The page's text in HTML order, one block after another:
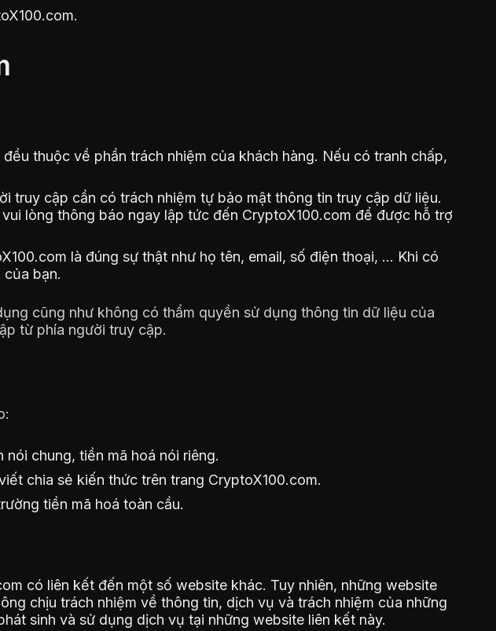
thuộc về phần trách nhiệm của khách hàng. Nếu có tranh chấp,
cập cần có trách nhiệm tự bảo mật thông tin truy cập dữ liệu.
lòng thông báo ngay lập tức đến CryptoX100.com để được hỗ trợ
là đúng sự thật như họ tên, email, số điện thoại, … Khi có
bạn.
cũng như không có thẩm quyền sử dụng thông tin dữ liệu của
từ phía người truy cập.
chung, tiền mã hoá nói riêng.
chia sẻ kiến thức trên trang CryptoX100.com.
tiền mã hoá toàn cầu.
có liên kết đến một số website khác. Tuy nhiên, những website
chịu trách nhiệm về thông tin, dịch vụ và trách nhiệm của những
sinh và sử dụng dịch vụ tại những website liên kết này.